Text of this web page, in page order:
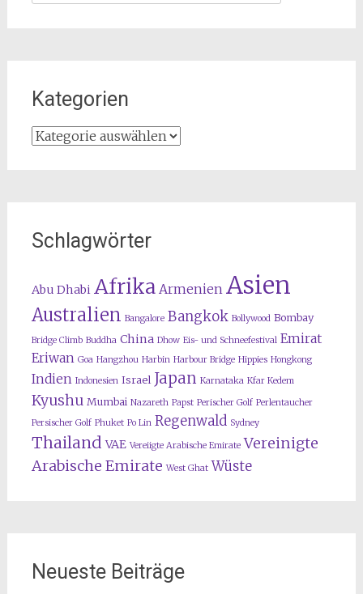
nach:
Kategorien
Kategorien
Schlagwörter
Abu Dhabi Afrika Armenien Asien
Australien Bangalore Bangkok Bollywood Bombay
Bridge Climb Buddha China Dhow Eis- und Schneefestival Emirat
Eriwan Goa Hangzhou Harbin Harbour Bridge Hippies Hongkong
Indien Indonesien Israel Japan Karnataka Kfar Kedem
Kyushu Mumbai Nazareth Papst Perischer Golf Perlentaucher
Persischer Golf Phuket Po Lin Regenwald Sydney
Thailand VAE Vereiigte Arabische Emirate Vereinigte
Arabische Emirate West Ghat Wüste
Neueste Beiträge